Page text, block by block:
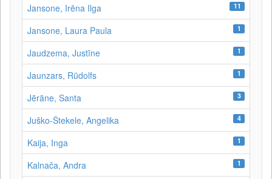
Jansone, Irēna Ilga 11
Jansone, Laura Paula 1
Jaudzema, Justīne 1
Jaunzars, Rūdolfs 1
Jērāne, Santa 3
Juško-Štekele, Angelika 4
Kaija, Inga 1
Kalnača, Andra 1